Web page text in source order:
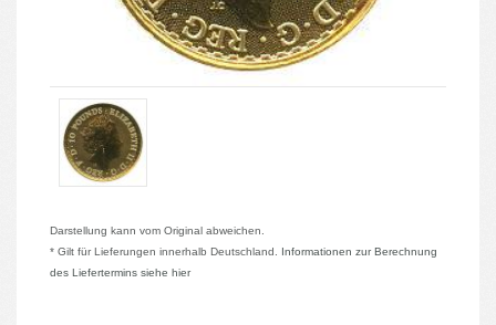
Darstellung kann vom Original abweichen.
* Gilt für Lieferungen innerhalb Deutschland. Informationen zur Berechnung
des Liefertermins siehe hier